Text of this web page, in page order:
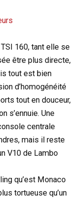
160, tant elle se
être plus directe,
tout est bien
d’homogénéité
tout en douceur,
s’ennuie. Une
centrale
mais il reste
V10 de Lambo
qu’est Monaco
tortueuse qu’un